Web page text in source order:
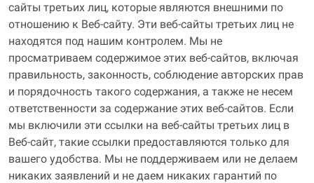
сайты третьих лиц, которые являются внешними по
отношению к Веб-сайту. Эти веб-сайты третьих лиц не
находятся под нашим контролем. Мы не
просматриваем содержимое этих веб-сайтов, включая
правильность, законность, соблюдение авторских прав
и порядочность такого содержания, а также не несем
ответственности за содержание этих веб-сайтов. Если
мы включили эти ссылки на веб-сайты третьих лиц в
Веб-сайт, такие ссылки предоставляются только для
вашего удобства. Мы не поддерживаем или не делаем
никаких заявлений и не даем никаких гарантий по